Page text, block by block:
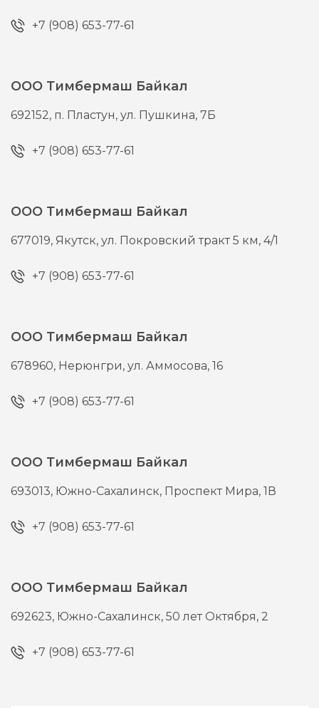
+7 (908) 653-77-61
ООО Тимбермаш Байкал
692152, п. Пластун,ул. Пушкина, 7Б
+7 (908) 653-77-61
ООО Тимбермаш Байкал
677019, Якутск,ул. Покровский тракт 5 км, 4/1
+7 (908) 653-77-61
ООО Тимбермаш Байкал
678960, Нерюнгри,ул. Аммосова, 16
+7 (908) 653-77-61
ООО Тимбермаш Байкал
693013, Южно-Сахалинск, Проспект Мира, 1В
+7 (908) 653-77-61
ООО Тимбермаш Байкал
692623, Южно-Сахалинск,50 лет Октября, 2
+7 (908) 653-77-61